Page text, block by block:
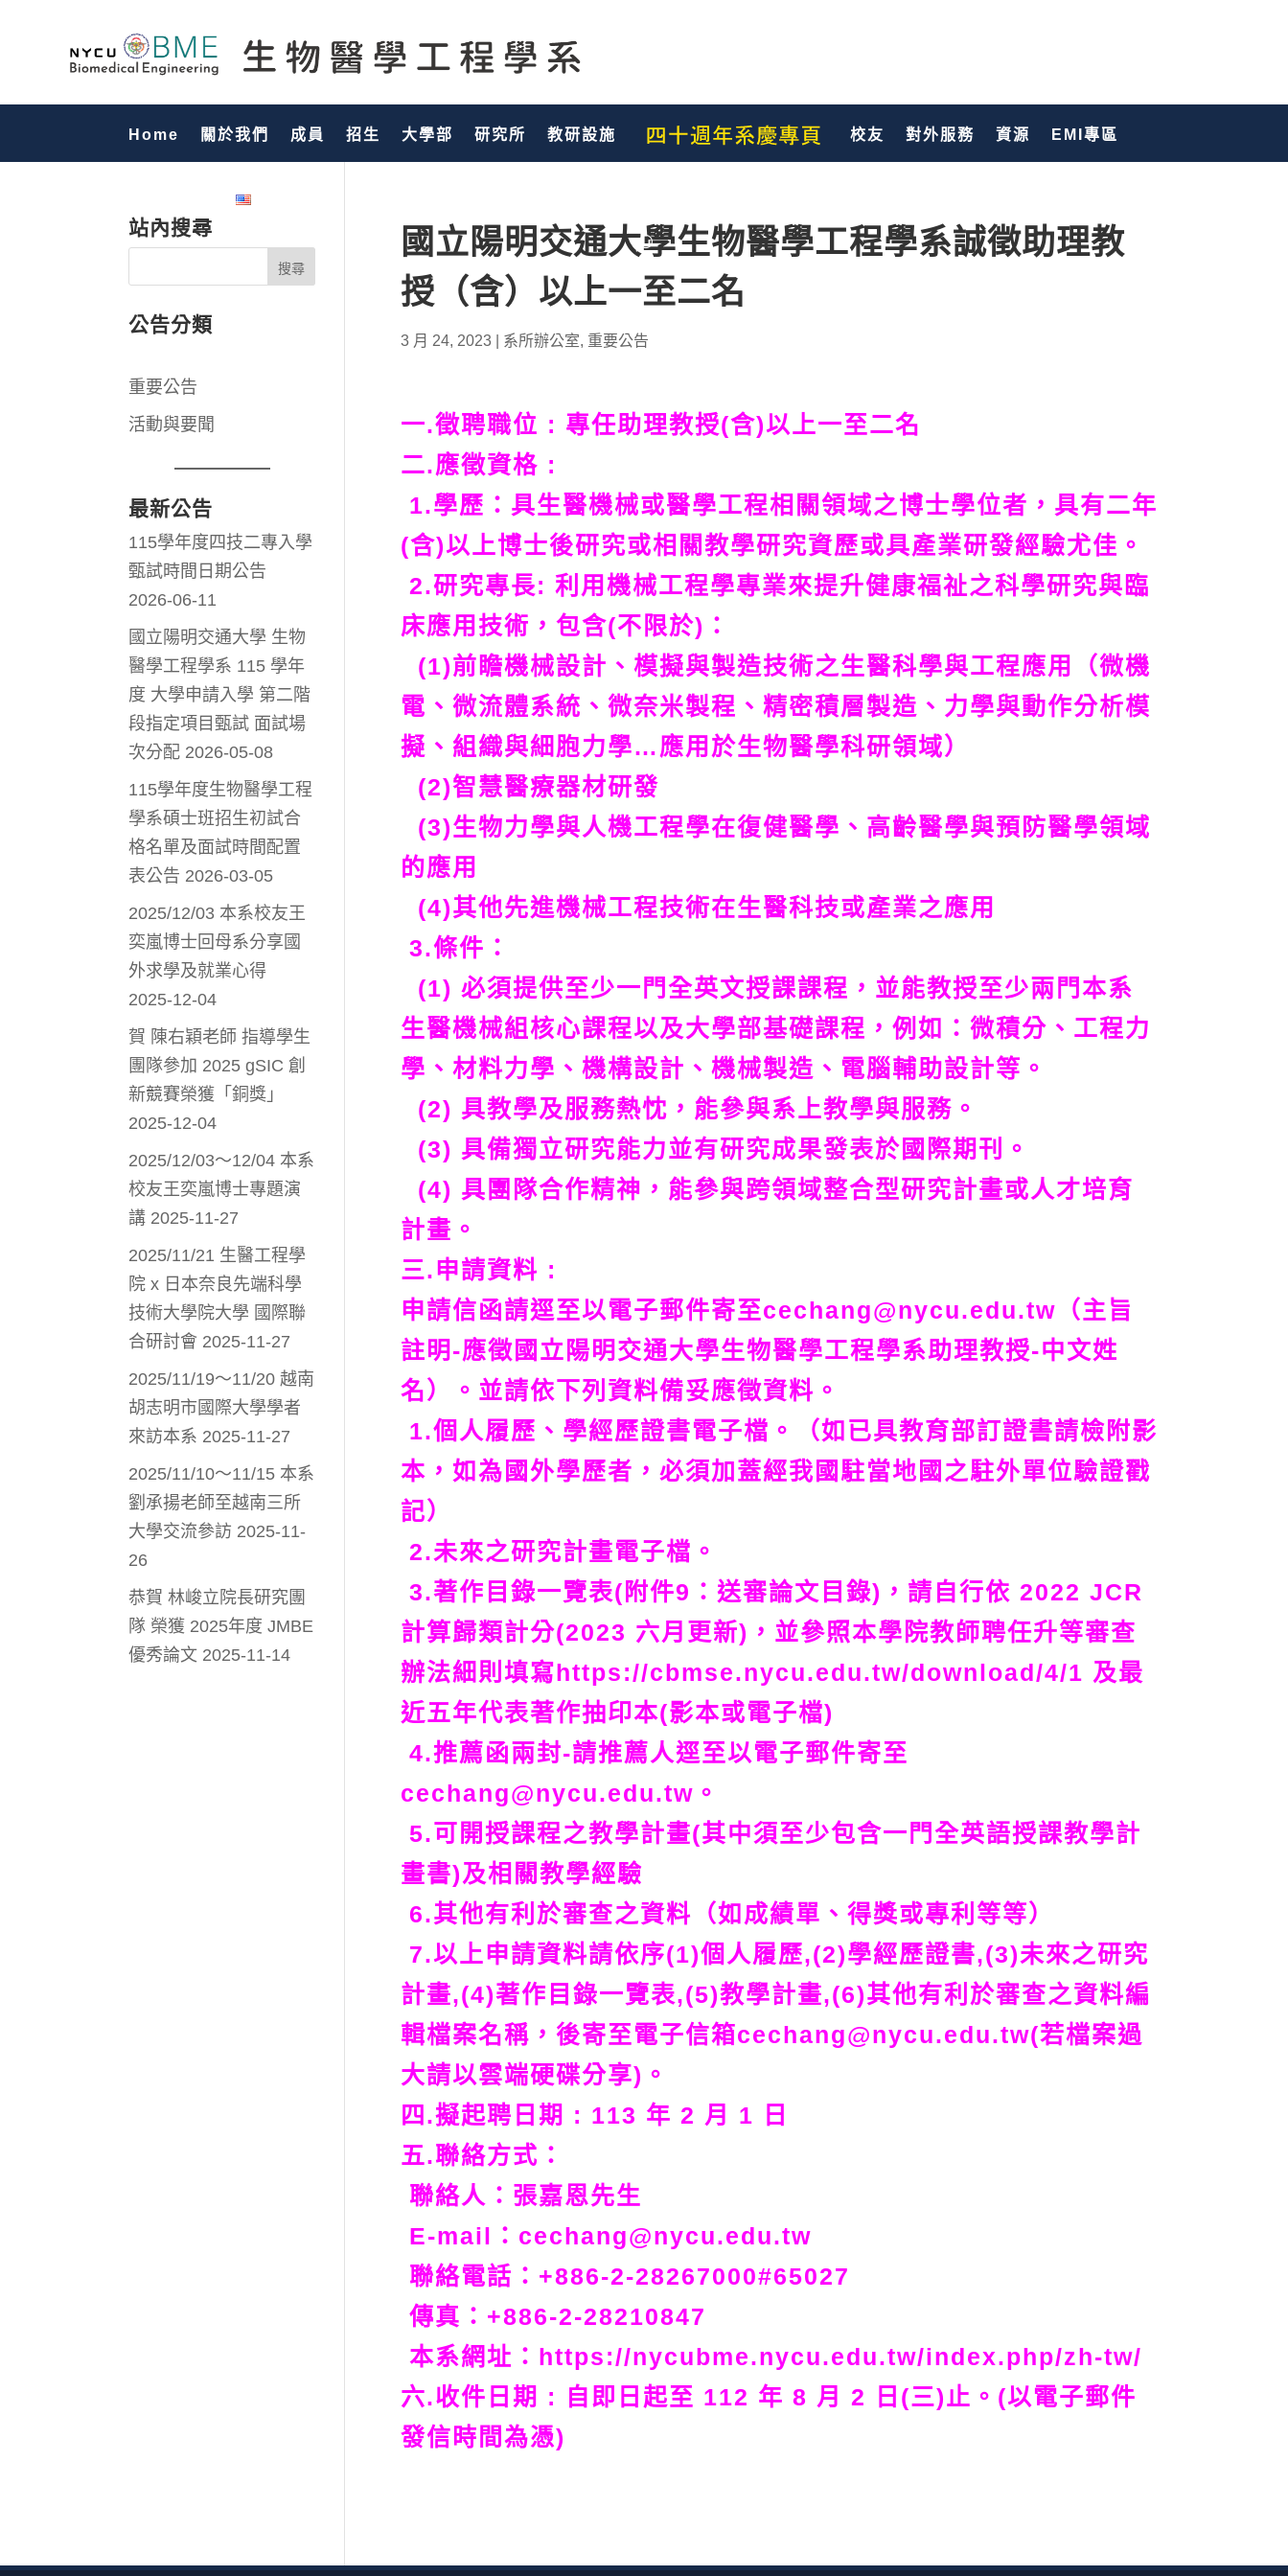
Home 關於我們 成員 招生 大學部 研究所 教研設施 校友 對外服務 資源 EMI專區
國立陽明交通大學生物醫學工程學系誠徵助理教
授（含）以上一至二名
3 月 24, 2023| 系所辦公室, 重要公告
一.徵聘職位 : 專任助理教授(含)以上一至二名
二.應徵資格 :
1.學歷：具生醫機械或醫學工程相關領域之博士學位者，具有二年
(含)以上博士後研究或相關教學研究資歷或具產業研發經驗尤佳。
2.研究專長: 利用機械工程學專業來提升健康福祉之科學研究與臨
床應用技術，包含(不限於)：
(1)前瞻機械設計、模擬與製造技術之生醫科學與工程應用（微機
電、微流體系統、微奈米製程、精密積層製造、力學與動作分析模
擬、組織與細胞力學…應用於生物醫學科研領域）
(2)智慧醫療器材研發
(3)生物力學與人機工程學在復健醫學、高齡醫學與預防醫學領域
的應用
(4)其他先進機械工程技術在生醫科技或產業之應用
3.條件：
(1) 必須提供至少一門全英文授課課程，並能教授至少兩門本系
生醫機械組核心課程以及大學部基礎課程，例如：微積分、工程力
學、材料力學、機構設計、機械製造、電腦輔助設計等。
(2) 具教學及服務熱忱，能參與系上教學與服務。
(3) 具備獨立研究能力並有研究成果發表於國際期刊。
(4) 具團隊合作精神，能參與跨領域整合型研究計畫或人才培育
計畫。
三.申請資料 :
申請信函請逕至以電子郵件寄至cechang@nycu.edu.tw（主旨
註明-應徵國立陽明交通大學生物醫學工程學系助理教授-中文姓
名）。並請依下列資料備妥應徵資料。
1.個人履歷、學經歷證書電子檔。（如已具教育部訂證書請檢附影
本，如為國外學歷者，必須加蓋經我國駐當地國之駐外單位驗證戳
記）
2.未來之研究計畫電子檔。
3.著作目錄一覽表(附件9：送審論文目錄)，請自行依 2022 JCR
計算歸類計分(2023 六月更新)，並參照本學院教師聘任升等審查
辦法細則填寫https://cbmse.nycu.edu.tw/download/4/1 及最
近五年代表著作抽印本(影本或電子檔)
4.推薦函兩封-請推薦人逕至以電子郵件寄至
cechang@nycu.edu.tw。
5.可開授課程之教學計畫(其中須至少包含一門全英語授課教學計
畫書)及相關教學經驗
6.其他有利於審查之資料（如成績單、得獎或專利等等）
7.以上申請資料請依序(1)個人履歷,(2)學經歷證書,(3)未來之研究
計畫,(4)著作目錄一覽表,(5)教學計畫,(6)其他有利於審查之資料編
輯檔案名稱，後寄至電子信箱cechang@nycu.edu.tw(若檔案過
大請以雲端硬碟分享)。
四.擬起聘日期 : 113 年 2 月 1 日
五.聯絡方式：
聯絡人：張嘉恩先生
E-mail：cechang@nycu.edu.tw
聯絡電話：+886-2-28267000#65027
傳真：+886-2-28210847
本系網址：https://nycubme.nycu.edu.tw/index.php/zh-tw/
六.收件日期 : 自即日起至 112 年 8 月 2 日(三)止。(以電子郵件
發信時間為憑)
站內搜尋
公告分類
重要公告
活動與要聞
最新公告
115學年度四技二專入學
甄試時間日期公告
2026-06-11
國立陽明交通大學 生物
醫學工程學系 115 學年
度 大學申請入學 第二階
段指定項目甄試 面試場
次分配 2026-05-08
115學年度生物醫學工程
學系碩士班招生初試合
格名單及面試時間配置
表公告 2026-03-05
2025/12/03 本系校友王
奕嵐博士回母系分享國
外求學及就業心得
2025-12-04
賀 陳右穎老師 指導學生
團隊參加 2025 gSIC 創
新競賽榮獲「銅獎」
2025-12-04
2025/12/03～12/04 本系
校友王奕嵐博士專題演
講 2025-11-27
2025/11/21 生醫工程學
院 x 日本奈良先端科學
技術大學院大學 國際聯
合研討會 2025-11-27
2025/11/19～11/20 越南
胡志明市國際大學學者
來訪本系 2025-11-27
2025/11/10～11/15 本系
劉承揚老師至越南三所
大學交流參訪 2025-11-
26
恭賀 林峻立院長研究團
隊 榮獲 2025年度 JMBE
優秀論文 2025-11-14